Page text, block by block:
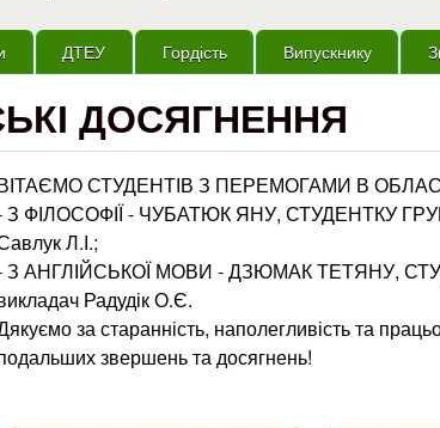
ДТЕУ Гордість Випускнику
ДОСЯГНЕННЯ
СТУДЕНТІВ З ПЕРЕМОГАМИ В
З ФІЛОСОФІЇ - ЧУБАТЮК ЯНУ, СТУДЕНТКУ
Л.І.;
З АНГЛІЙСЬКОЇ МОВИ - ДЗЮМАК ТЕТЯНУ,
Радудік О.Є.
за старанність, наполегливість та
звершень та досягнень!